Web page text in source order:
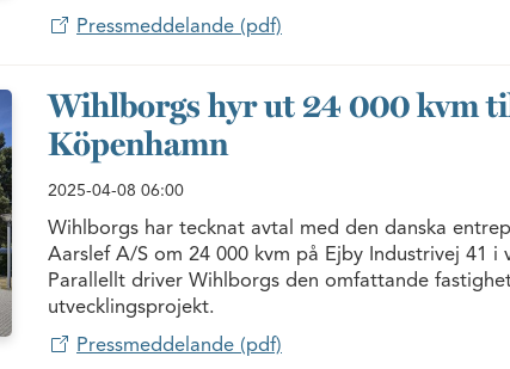
Pressmeddelande (pdf)
Wihlborgs hyr ut 24 000 kvm
Köpenhamn
2025-04-08 06:00
Wihlborgs har tecknat avtal med den danska
Aarslef A/S om 24 000 kvm på Ejby Industrivej 41 i
Parallellt driver Wihlborgs den omfattande
utvecklingsprojekt.
Pressmeddelande (pdf)